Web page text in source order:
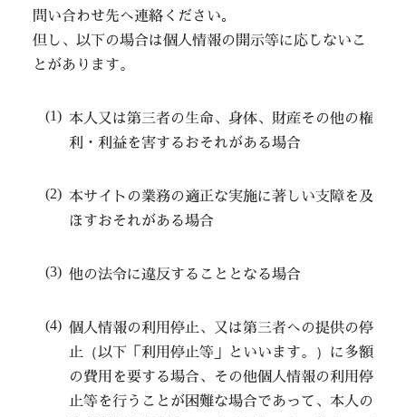
問い合わせ先へ連絡ください｡
但し、以下の場合は個人情報の開示等に応じないこ
とがあります。
本人又は第三者の生命、身体、財産その他の権
利・利益を害するおそれがある場合
本サイトの業務の適正な実施に著しい支障を及
ぼすおそれがある場合
他の法令に違反することとなる場合
個人情報の利用停止、又は第三者への提供の停
止（以下「利用停止等」といいます。）に多額
の費用を要する場合、その他個人情報の利用停
止等を行うことが困難な場合であって、本人の